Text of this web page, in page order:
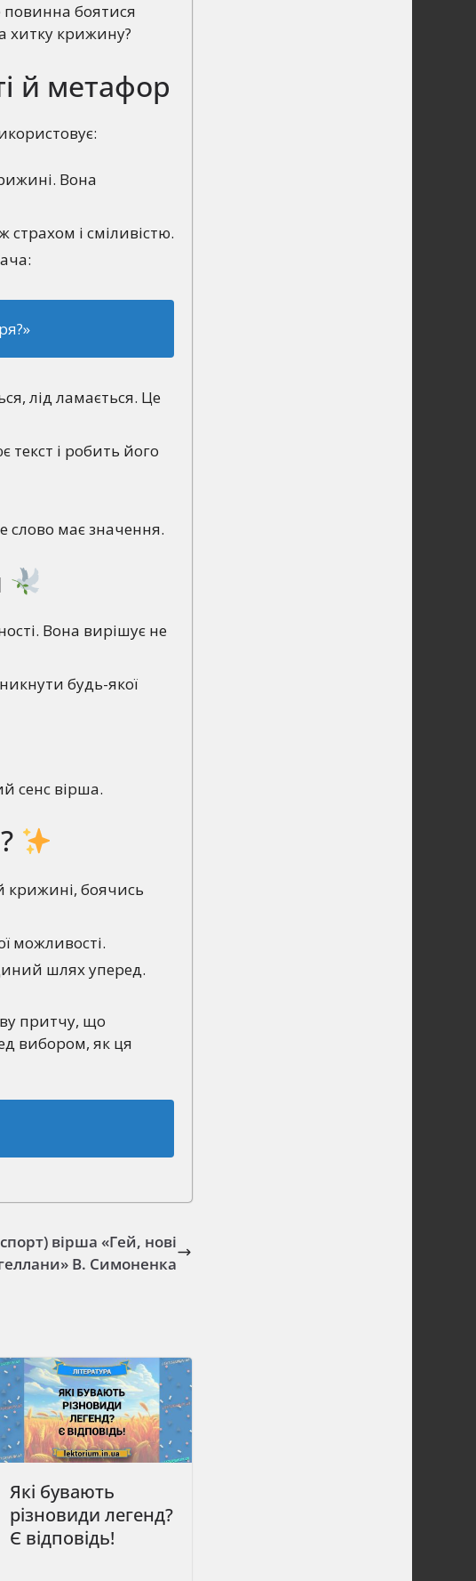
повинна боятися
хитку крижину?
й метафор
Вона
і сміливістю.
лід ламається. Це
і робить його
слово має значення.
Вона вирішує не
будь-якої
сенс вірша.
крижині, боячись
можливості.
шлях уперед.
притчу, що
вибором, як ця
вірша «Гей, нові
В. Симоненка
Які бувають
різновиди легенд?
Є відповідь!